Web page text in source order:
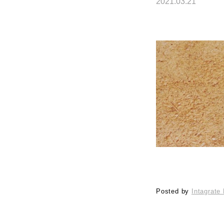
Posted by Intagrate